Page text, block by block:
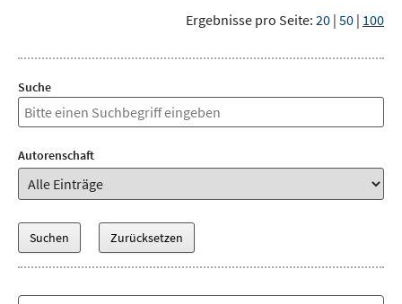
Ergebnisse pro Seite: 20 | 50 | 100
Suche
Autorenschaft